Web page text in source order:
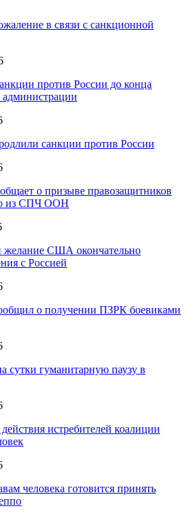
в связи с санкционной
против России до конца
санкции против России
о призыве правозащитников
из СПЧ ООН
желание США окончательно
с Россией
о получении ПЗРК боевиками
сутки гуманитарную паузу в
истребителей коалиции
человека готовится принять